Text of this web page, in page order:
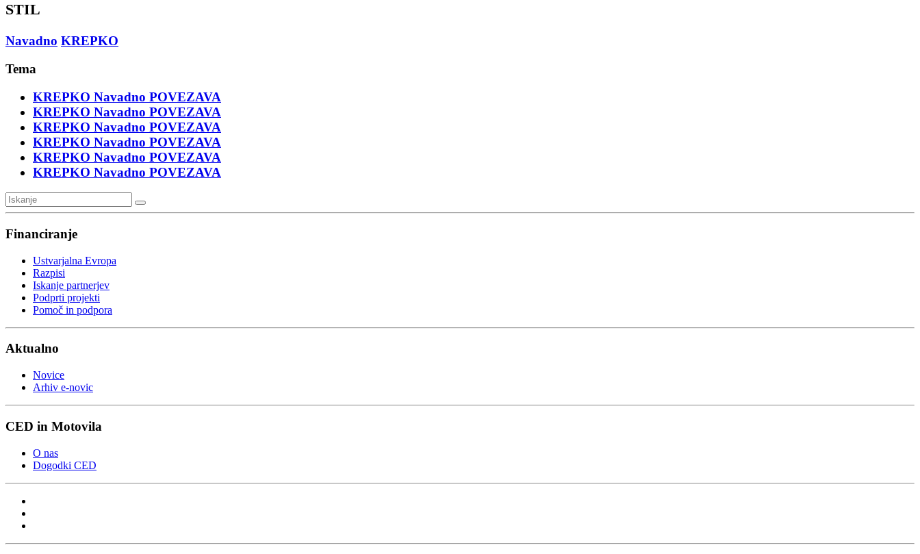
STIL
Navadno KREPKO
Tema
KREPKO Navadno POVEZAVA
KREPKO Navadno POVEZAVA
KREPKO Navadno POVEZAVA
KREPKO Navadno POVEZAVA
KREPKO Navadno POVEZAVA
KREPKO Navadno POVEZAVA
Financiranje
Ustvarjalna Evropa
Razpisi
Iskanje partnerjev
Podprti projekti
Pomoč in podpora
Aktualno
Novice
Arhiv e-novic
CED in Motovila
O nas
Dogodki CED